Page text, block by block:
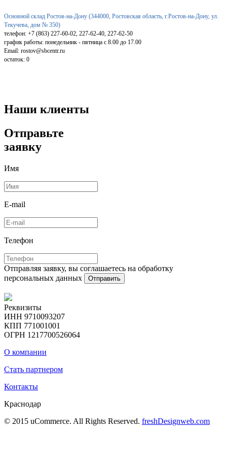
Основной склад Ростов-на-Дону (344000, Ростовская область, г.Ростов-на-Дону, ул.
Текучева, дом № 350)
телефон: +7 (863) 227-60-02, 227-62-40, 227-62-50
график работы: понедельник - пятница с 8.00 до 17.00
Email: rostov@sbcentr.ru
остаток: 0
Наши клиенты
Отправьте
заявку
Имя
E-mail
Телефон
Отправляя заявку, вы соглашаетесь на обработку
персональных данных
Отправить
Реквизиты
ИНН 9710093207
КПП 771001001
ОГРН 1217700526064
О компании
Стать партнером
Контакты
Краснодар
© 2015 uCommerce. All Rights Reserved. freshDesignweb.com